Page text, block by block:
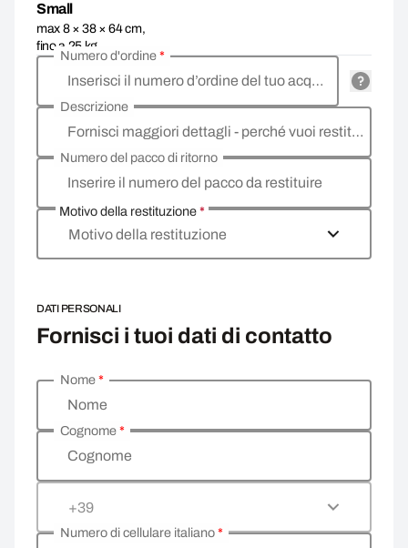
Small
max 8 × 38 × 64 cm,
fino a 25 kg
Inserisci il numero d’ordine del tuo acquisto
Numero d'ordine*
Fornisci maggiori dettagli - perché vuoi restituire la merce, qual è il motivo?
Descrizione
Inserire il numero del pacco da restituire
Numero del pacco di ritorno
Motivo della restituzione*
Motivo della restituzione
DATI PERSONALI
Fornisci i tuoi dati di contatto
Inserisci i tuoi dati personali
Nome
Nome*
Cognome
Cognome*
+39
Numero di cellulare italiano*